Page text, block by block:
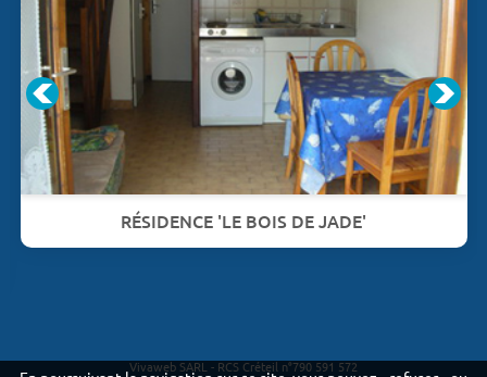
RÉSIDENCE 'LE BOIS DE JADE'
Vivaweb SARL - RCS Créteil n°790 591 572